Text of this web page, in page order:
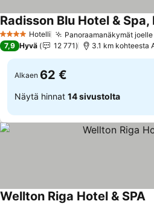
4 Tähtiluokitus
Hotelli Panoraamanäkymät
Radisson Blu Hotel &
7,9 Hyvä 12 771 3.1 km kohteesta
Alkaen 62 €
Näytä hinnat 14 sivustolta
Wellton Riga Hotel & SPA